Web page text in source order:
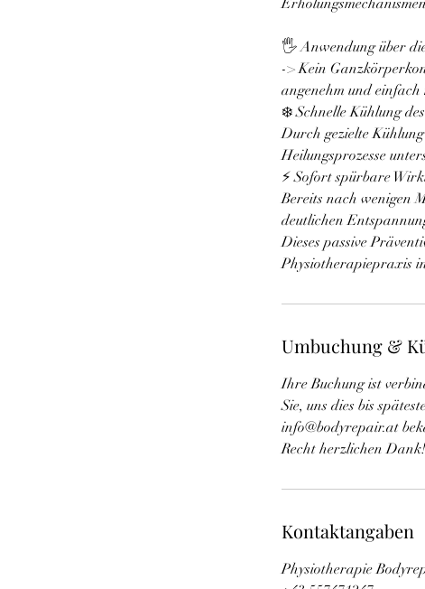
🖐️ Anwendung über
-> Kein
angenehm und einfach
❄️ Schnelle Kühlung
Durch gezielte
Heilungsprozesse
⚡ Sofort spürbare
Bereits nach wenigen
deutlichen
Dieses passive
Physiotherapiepraxis
Umbuchung &
Ihre Buchung ist
Sie, uns dies bis
info@bodyrepair.at
Recht herzlichen Dank!
Kontaktangaben
Physiotherapie